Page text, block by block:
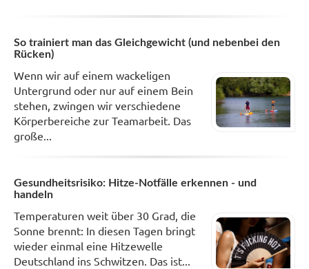
So trainiert man das Gleichgewicht (und nebenbei den
Rücken)
Wenn wir auf einem wackeligen
Untergrund oder nur auf einem Bein
stehen, zwingen wir verschiedene
Körperbereiche zur Teamarbeit. Das
große...
Gesundheitsrisiko: Hitze-Notfälle erkennen - und
handeln
Temperaturen weit über 30 Grad, die
Sonne brennt: In diesen Tagen bringt
wieder einmal eine Hitzewelle
Deutschland ins Schwitzen. Das ist...